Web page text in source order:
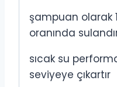
şampuan olarak
oranında
sıcak su
seviyeye çıkartır